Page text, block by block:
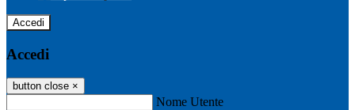
Accedi
Accedi
button close ×
Nome Utente